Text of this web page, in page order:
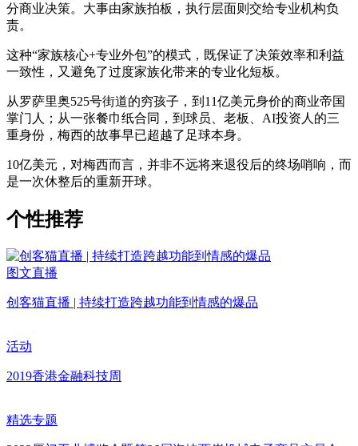
分商业决策。大事由家族拍板，执行层面则交给专业机构负
责。
这种“家族核心+专业外包”的模式，既保证了决策效率和利益
一致性，又避免了过度家族化带来的专业化短板。
从罗萨里奥525号街道的穷孩子，到11亿美元身价的商业帝国
掌门人；从一张餐巾纸合同，到球员、老板、AI投资人的三
重身份，梅西的故事早已超越了足球本身。
10亿美元，对梅西而言，并非不远将来退役后的终场哨响，而
是一次休整后的重新开球。
个性推荐
图文直播
创客猫直播 | 持续打造跨越功能到情感的爆品
活动
2019香港金融科技周
精选专题